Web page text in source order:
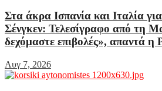
Στα άκρα Ισπανία και Ιταλία
Σένγκεν: Τελεσίγραφο από τη
δεχόμαστε επιβολές», απαντά η
Αυγ 7, 2026